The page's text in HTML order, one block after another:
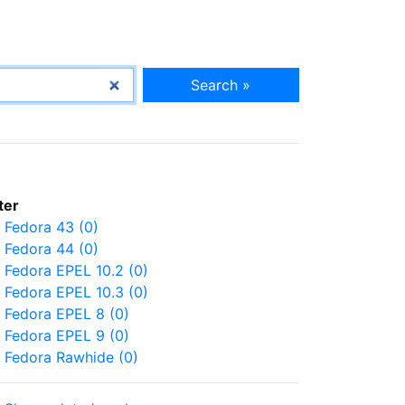
Search »
Fedora 43 (0)
Fedora 44 (0)
Fedora EPEL 10.2 (0)
Fedora EPEL 10.3 (0)
Fedora EPEL 8 (0)
Fedora EPEL 9 (0)
Fedora Rawhide (0)